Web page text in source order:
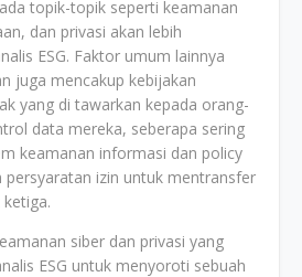
topik-topik seperti keamanan
dan privasi akan lebih
ESG. Faktor umum lainnya
juga mencakup kebijakan
yang di tawarkan kepada orang-
data mereka, seberapa sering
keamanan informasi dan policy
persyaratan izin untuk mentransfer
siber dan privasi yang
ESG untuk menyoroti sebuah